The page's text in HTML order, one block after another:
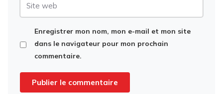
Enregistrer mon nom, mon e-mail et mon site
dans le navigateur pour mon prochain
commentaire.